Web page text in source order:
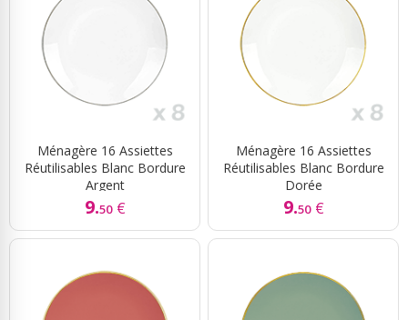
Ménagère 16 Assiettes
Réutilisables Blanc Bordure
Argent
9.50 €
Ménagère 16 Assiettes
Réutilisables Blanc Bordure
Dorée
9.50 €